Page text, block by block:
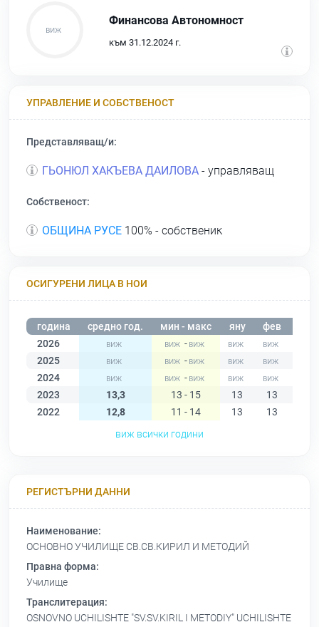
Финансова Автономност
към 31.12.2024 г.
УПРАВЛЕНИЕ И СОБСТВЕНОСТ
Представляващ/и:
ГЬОНЮЛ ХАКЪЕВА ДАИЛОВА - управляващ
Собственост:
ОБЩИНА РУСЕ 100% - собственик
ОСИГУРЕНИ ЛИЦА В НОИ
година средно год. мин - макс яну фев
2026
-
2025
-
2024
-
2023
13,3 13 - 15 13 13
2022
12,8 11 - 14 13 13
виж всички години
РЕГИСТЪРНИ ДАННИ
Наименование:
ОСНОВНО УЧИЛИЩЕ СВ.СВ.КИРИЛ И МЕТОДИЙ
Правна форма:
Училище
Транслитерация:
OSNOVNO UCHILISHTE "SV.SV.KIRIL I METODIY" UCHILISHTE